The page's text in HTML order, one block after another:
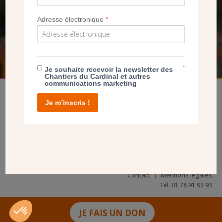
JE FAIS UN DON
NOUS PERMET D’AGIR
FAIRE UN DON
Contact Mentions légales
Tél. 01 78 91 93 93
Adresse électronique*
Je souhaite recevoir la newsletter des
Chantiers du Cardinal et autres
communications marketing
*
Je m’inscris !